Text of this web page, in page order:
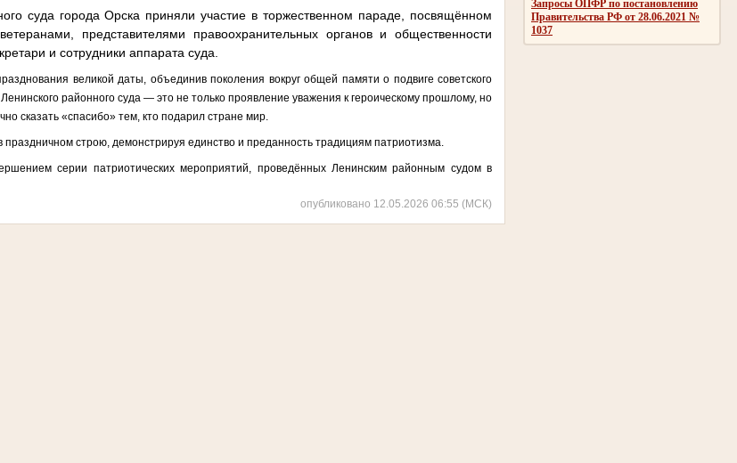
Запросы ОПФР по постановлению
Правительства РФ от 28.06.2021 №
1037
суда города Орска приняли участие в торжественном параде, посвящённом
представителями правоохранительных органов и общественности
и сотрудники аппарата суда.
великой даты, объединив поколения вокруг общей памяти о подвиге советского
районного суда — это не только проявление уважения к героическому прошлому, но
сказать «спасибо» тем, кто подарил стране мир.
праздничном строю, демонстрируя единство и преданность традициям патриотизма.
серии патриотических мероприятий, проведённых Ленинским районным судом в
опубликовано 12.05.2026 06:55 (МСК)